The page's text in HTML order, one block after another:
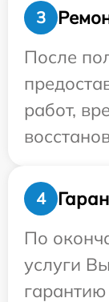
3
После
работ,
4
По
услуги